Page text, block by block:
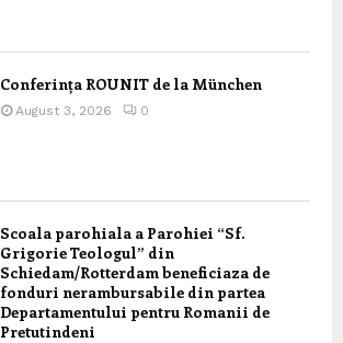
Conferința ROUNIT de la München
August 3, 2026 0
Scoala parohiala a Parohiei “Sf.
Grigorie Teologul” din
Schiedam/Rotterdam beneficiaza de
fonduri nerambursabile din partea
Departamentului pentru Romanii de
Pretutindeni